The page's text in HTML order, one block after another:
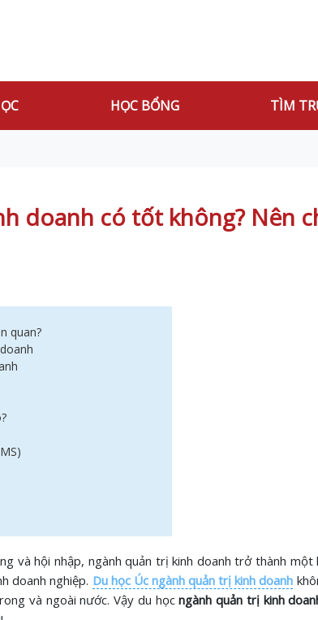
HỌC BỔNG TÌM
doanh có tốt không? Nên
quan?
và hội nhập, ngành quản trị kinh doanh trở thành
doanh nghiệp. Du học Úc ngành quản trị kinh doanh
và ngoài nước. Vậy du họcngành quản trị kinh